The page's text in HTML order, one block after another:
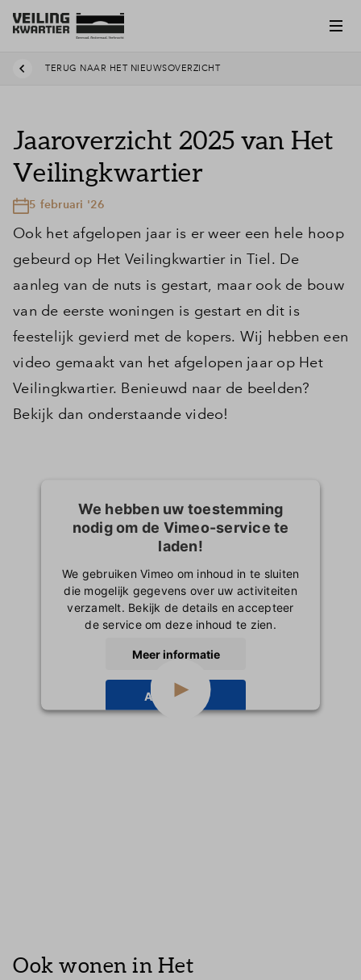
TERUG NAAR HET NIEUWSOVERZICHT
Jaaroverzicht 2025 van Het
Veilingkwartier
5 februari '26
Ook het afgelopen jaar is er weer een hele hoop
gebeurd op Het Veilingkwartier in Tiel. De
aanleg van de nuts is gestart, maar ook de bouw
van de eerste woningen is gestart en dit is
feestelijk gevierd met de kopers. Wij hebben een
video gemaakt van het afgelopen jaar op Het
Veilingkwartier. Benieuwd naar de beelden?
Bekijk dan onderstaande video!
We hebben uw toestemming
nodig om de Vimeo-service te
laden!
We gebruiken Vimeo om inhoud in te sluiten
die mogelijk gegevens over uw activiteiten
verzamelt. Bekijk de details en accepteer
de service om deze inhoud te zien.
Meer informatie
Accepteren
Ook wonen in Het